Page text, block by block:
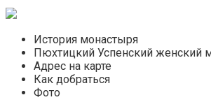
История монастыря
Пюхтицкий Успенский женский
Адрес на карте
Как добраться
Фото